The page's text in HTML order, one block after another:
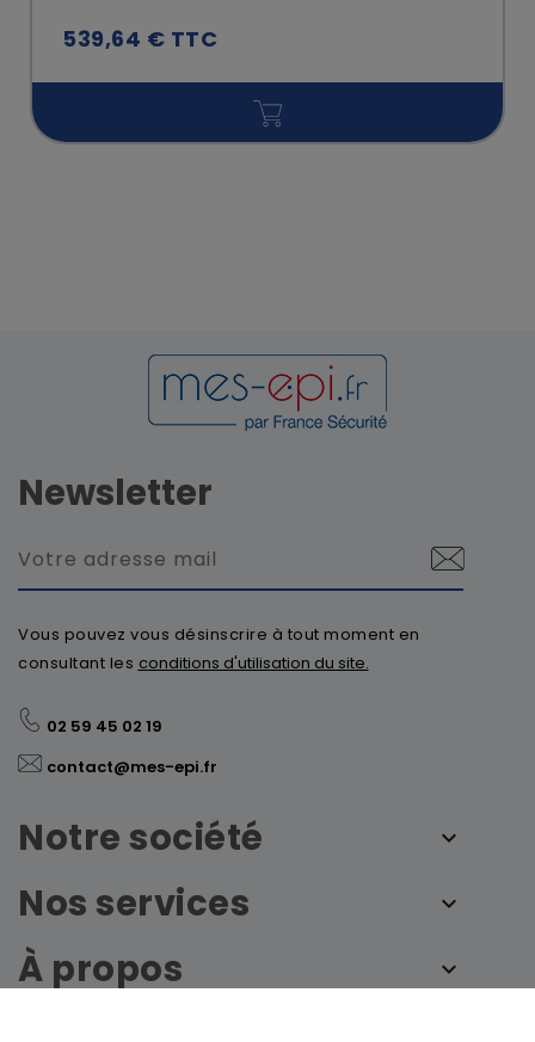
539,64 € TTC
Newsletter
Vous pouvez vous désinscrire à tout moment en
consultant les conditions d'utilisation du site.
02 59 45 02 19
contact@mes-epi.fr
Notre société
Nos services
À propos